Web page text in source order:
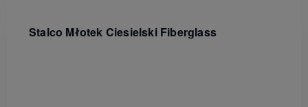
Stalco Młotek Ciesielski Fiberglass